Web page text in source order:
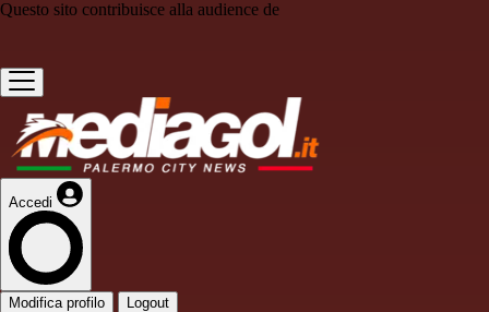
Questo sito contribuisce alla audience de
Accedi
Modifica profilo Logout